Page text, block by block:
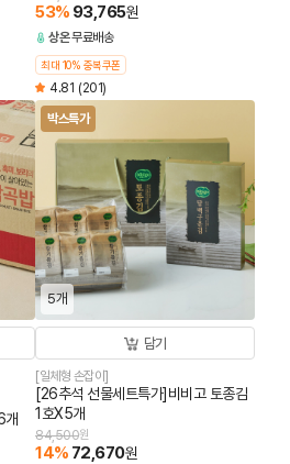
53% 93,765원
상온무료배송
최대 10% 중복쿠폰
4.81 (201)
개
박스특가
5개
담기
[일체형 손잡이]
[26추석 선물세트특가]비비고 토종김
1호X5개
84,500원
14% 72,670원